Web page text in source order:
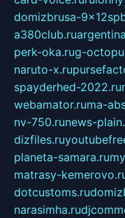
domizbrusa-
a380club.ru
perk-oka.rug-
naruto-x.ru
spayderhed-2022.ru
webamator.ruma-
nv-750.runews-
dizfiles.ru
planeta-samara.ru
matrasy-
dotcustoms.ru
narasimha.ru